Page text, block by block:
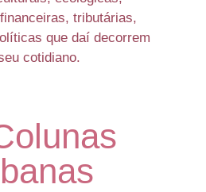
tributárias,
que daí decorrem
cotidiano.